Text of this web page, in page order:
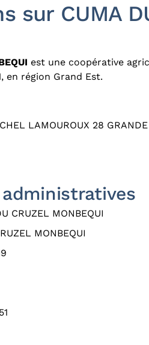
sur CUMA
est une coopérative
en région Grand Est.
LAMOUROUX 28
CRUZEL MONBEQUI
MONBEQUI